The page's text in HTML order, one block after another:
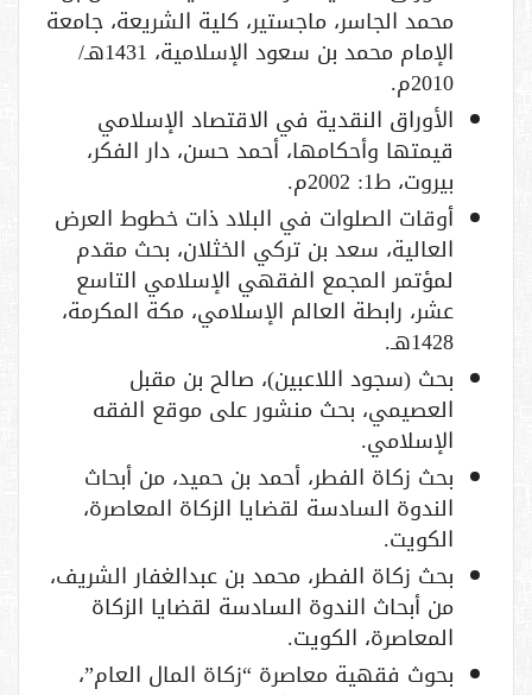
محمد الجاسر، ماجستير، كلية الشريعة، جامعة
الإمام محمد بن سعود الإسلامية، 1431هـ/
2010م.
الأوراق النقدية في الاقتصاد الإسلامي
قيمتها وأحكامها، أحمد حسن، دار الفكر،
بيروت، ط1: 2002م.
أوقات الصلوات في البلاد ذات خطوط العرض
العالية، سعد بن تركي الخثلان، بحث مقدم
لمؤتمر المجمع الفقهي الإسلامي التاسع
عشر، رابطة العالم الإسلامي، مكة المكرمة،
1428هـ.
بحث (سجود اللاعبين)، صالح بن مقبل
العصيمي، بحث منشور على موقع الفقه
الإسلامي.
بحث زكاة الفطر، أحمد بن حميد، من أبحاث
الندوة السادسة لقضايا الزكاة المعاصرة،
الكويت.
بحث زكاة الفطر، محمد بن عبدالغفار الشريف،
من أبحاث الندوة السادسة لقضايا الزكاة
المعاصرة، الكويت.
بحوث فقهية معاصرة “زكاة المال العام”،